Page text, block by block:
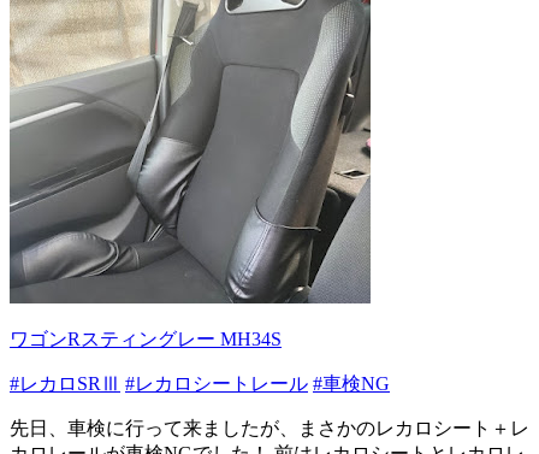
ワゴンRスティングレー MH34S
#レカロSRⅢ #レカロシートレール #車検NG
先日、車検に行って来ましたが、まさかのレカロシート＋レ